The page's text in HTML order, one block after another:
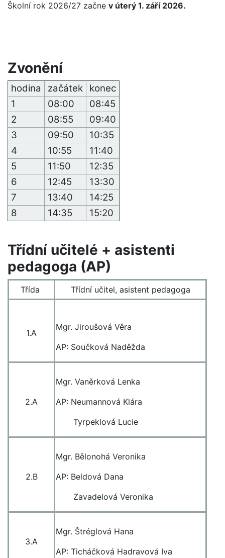
Školní rok 2026/27 začne v úterý 1. září 2026.
Zvonění
hodina začátek
konec
1
08:00
08:45
2
08:55
09:40
3
09:50
10:35
4
10:55
11:40
5
11:50
12:35
6
12:45
13:30
7
13:40
14:25
8
14:35 15:20
Třídní učitelé + asistenti
pedagoga (AP)
Třída Třídní učitel, asistent pedagoga
1.A
Mgr. Jiroušová Věra
AP: Součková Naděžda
2.A
Mgr. Vaněrková Lenka
AP: Neumannová Klára
Tyrpeklová Lucie
2.B
Mgr. Bělonohá Veronika
AP: Beldová Dana
Zavadelová Veronika
3.A
Mgr. Štréglová Hana
AP: Ticháčková Hadravová Iva